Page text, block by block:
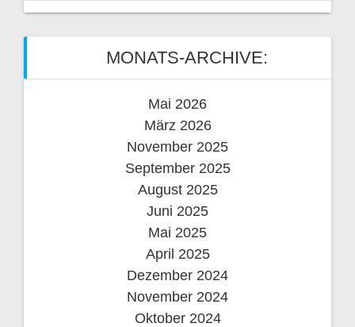
MONATS-ARCHIVE:
Mai 2026
März 2026
November 2025
September 2025
August 2025
Juni 2025
Mai 2025
April 2025
Dezember 2024
November 2024
Oktober 2024